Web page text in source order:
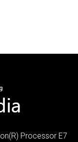
Processor E7